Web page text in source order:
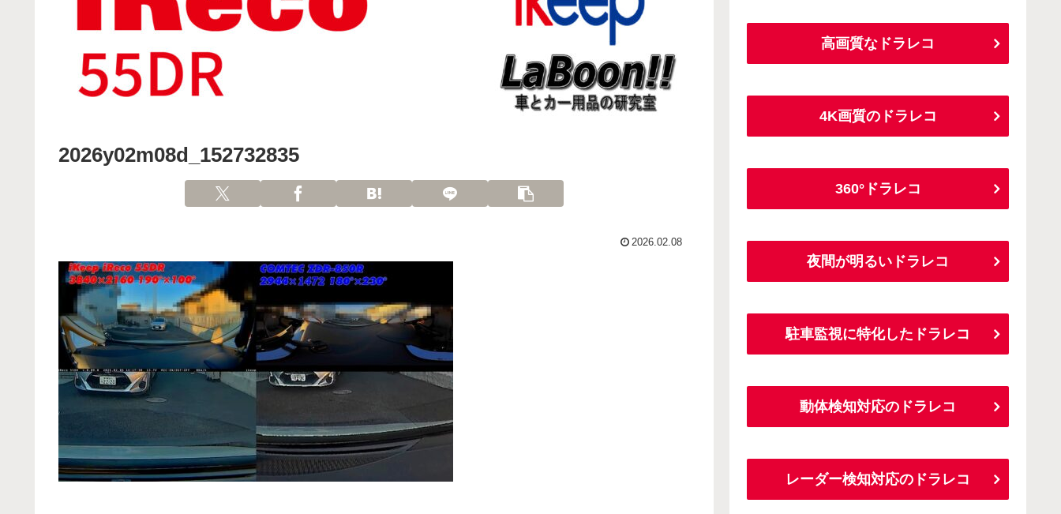
2026y02m08d_152732835
2026.02.08
高画質なドラレコ
4K画質のドラレコ
360°ドラレコ
夜間が明るいドラレコ
駐車監視に特化したドラレコ
動体検知対応のドラレコ
レーダー検知対応のドラレコ